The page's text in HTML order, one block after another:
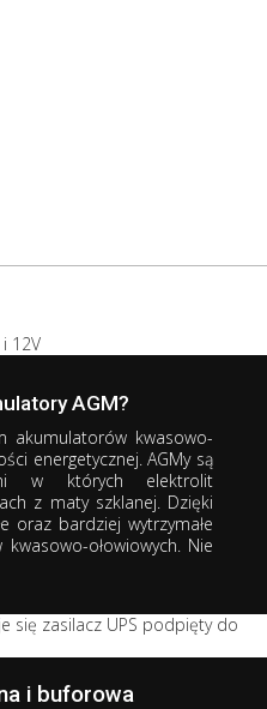
AGM?
akumulatorów kwasowo-
energetycznej. AGMy są
w których elektrolit
z maty szklanej. Dzięki
oraz bardziej wytrzymałe
ołowiowych. Nie
się m.in. w:
i buforowa